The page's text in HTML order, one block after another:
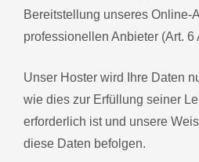
Bereitstellung unseres Online-
professionellen Anbieter (Art. 6
Unser Hoster wird Ihre Daten
wie dies zur Erfüllung seiner
erforderlich ist und unsere
diese Daten befolgen.